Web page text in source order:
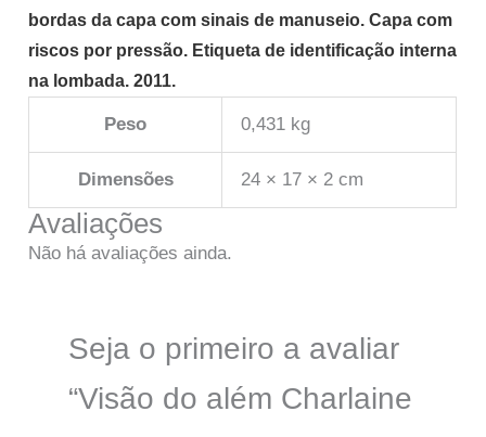
bordas da capa com sinais de manuseio. Capa com
riscos por pressão. Etiqueta de identificação interna
na lombada. 2011.
Peso 0,431 kg
Dimensões 24 × 17 × 2 cm
Avaliações
Não há avaliações ainda.
Seja o primeiro a avaliar
“Visão do além Charlaine